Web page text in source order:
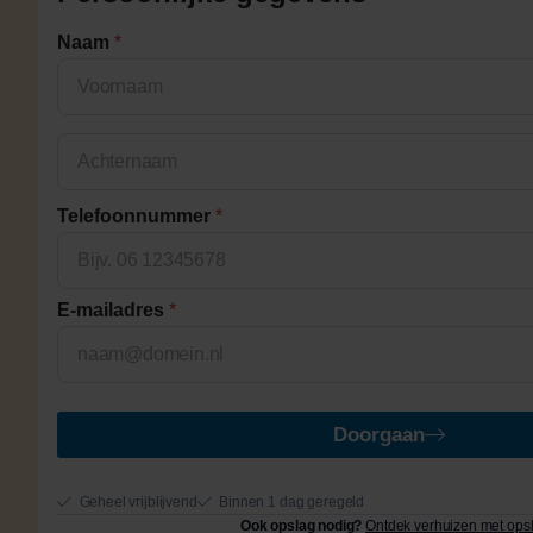
Naam *
Telefoonnummer *
E-mailadres *
Doorgaan
Geheel vrijblijvend
Binnen 1 dag geregeld
Ook opslag nodig? Ontdek verhuizen met